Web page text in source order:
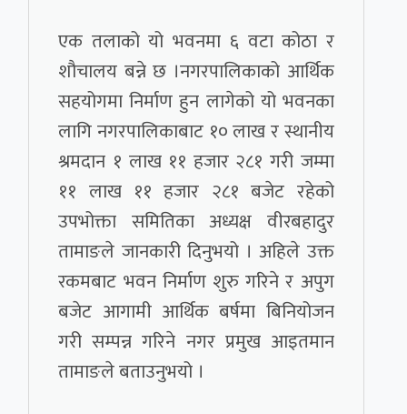
एक तलाको यो भवनमा ६ वटा कोठा र
शौचालय बन्ने छ ।नगरपालिकाको आर्थिक
सहयोगमा निर्माण हुन लागेको यो भवनका
लागि नगरपालिकाबाट १० लाख र स्थानीय
श्रमदान १ लाख ११ हजार २८१ गरी जम्मा
११ लाख ११ हजार २८१ बजेट रहेको
उपभोक्ता समितिका अध्यक्ष वीरबहादुर
तामाङले जानकारी दिनुभयो । अहिले उक्त
रकमबाट भवन निर्माण शुरु गरिने र अपुग
बजेट आगामी आर्थिक बर्षमा बिनियोजन
गरी सम्पन्न गरिने नगर प्रमुख आइतमान
तामाङले बताउनुभयो ।